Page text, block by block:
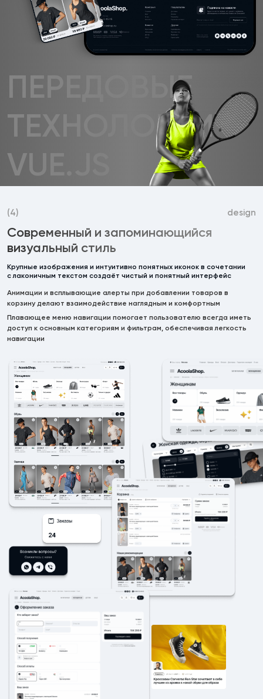
ПЕРЕДОВЫЕ
ТЕХНОЛОГИИ
VUE.JS
(4) design
Современный и запоминающийся
визуальный стиль
Крупные изображения и интуитивно понятных иконок в сочетании
с лаконичным текстом создаёт чистый и понятный интерфейс
Анимации и всплывающие алерты при добавлении товаров в
корзину делают взаимодействие наглядным и комфортным
Плавающее меню навигации помогает пользователю всегда иметь
доступ к основным категориям и фильтрам, обеспечивая легкость
навигации